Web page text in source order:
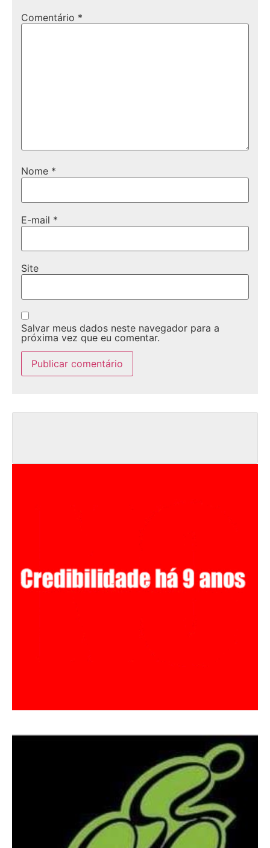
Comentário *
Nome *
E-mail *
Site
Salvar meus dados neste navegador para a
próxima vez que eu comentar.